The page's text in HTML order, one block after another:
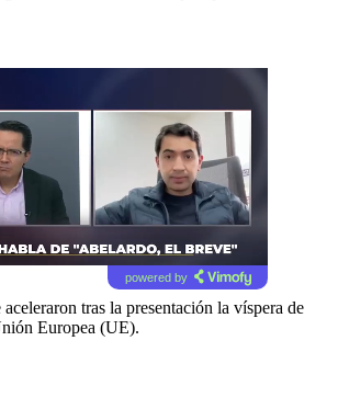
powered by
tras la presentación la víspera de
Europea (UE).